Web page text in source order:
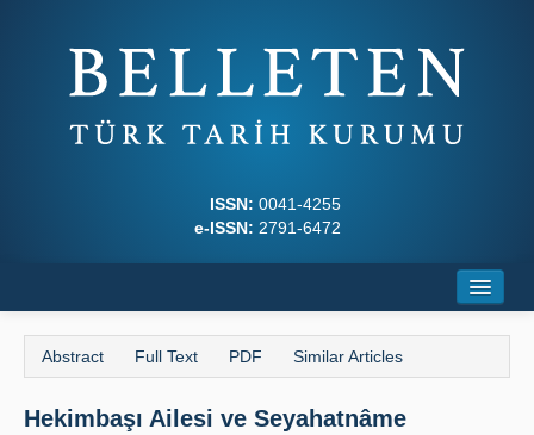
ISSN: 0041-4255
e-ISSN: 2791-6472
About
Journal Boards
Abstract Full Text PDF Similar Articles
Hekimbaşı Ailesi ve Seyahatnâme